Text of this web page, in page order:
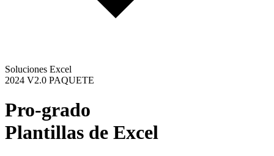
Soluciones Excel
2024 V2.0 PAQUETE
Pro-grado
Plantillas de Excel